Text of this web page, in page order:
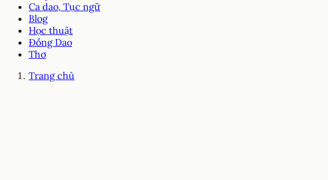
Ca dao, Tục ngữ
Blog
Học thuật
Đồng Dao
Thơ
Trang chủ